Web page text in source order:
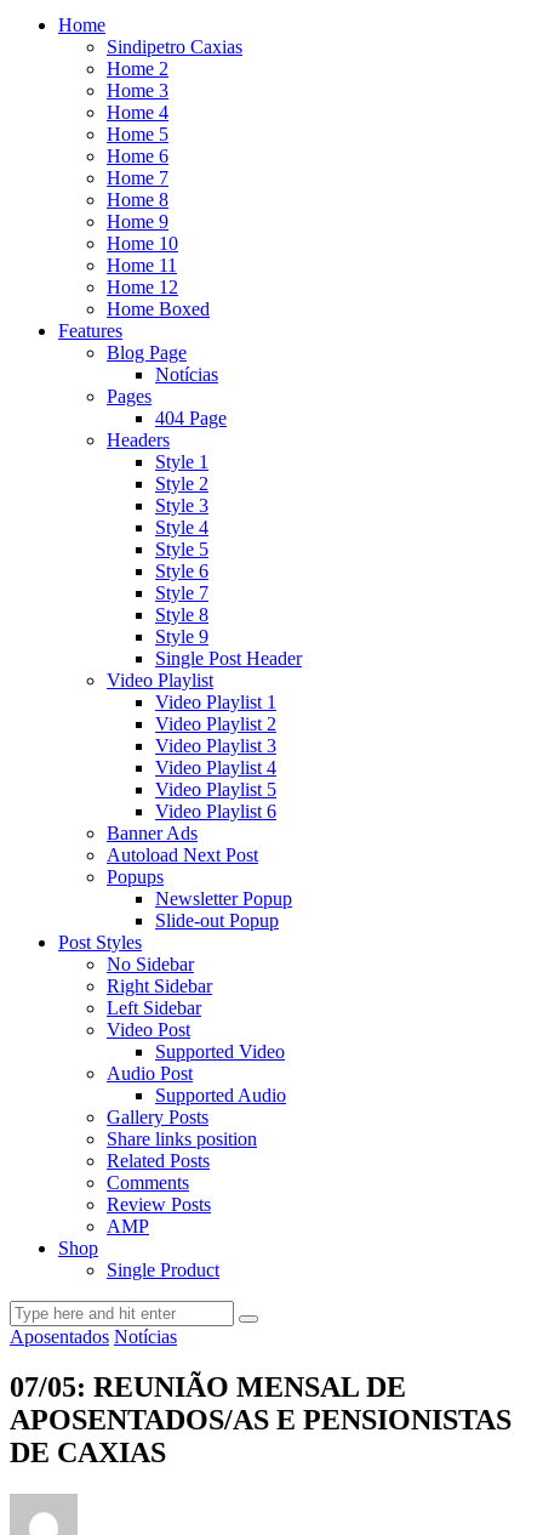
Home
Sindipetro Caxias
Home 2
Home 3
Home 4
Home 5
Home 6
Home 7
Home 8
Home 9
Home 10
Home 11
Home 12
Home Boxed
Features
Blog Page
Notícias
Pages
404 Page
Headers
Style 1
Style 2
Style 3
Style 4
Style 5
Style 6
Style 7
Style 8
Style 9
Single Post Header
Video Playlist
Video Playlist 1
Video Playlist 2
Video Playlist 3
Video Playlist 4
Video Playlist 5
Video Playlist 6
Banner Ads
Autoload Next Post
Popups
Newsletter Popup
Slide-out Popup
Post Styles
No Sidebar
Right Sidebar
Left Sidebar
Video Post
Supported Video
Audio Post
Supported Audio
Gallery Posts
Share links position
Related Posts
Comments
Review Posts
AMP
Shop
Single Product
Aposentados Notícias
07/05: REUNIÃO MENSAL DE
APOSENTADOS/AS E PENSIONISTAS
DE CAXIAS